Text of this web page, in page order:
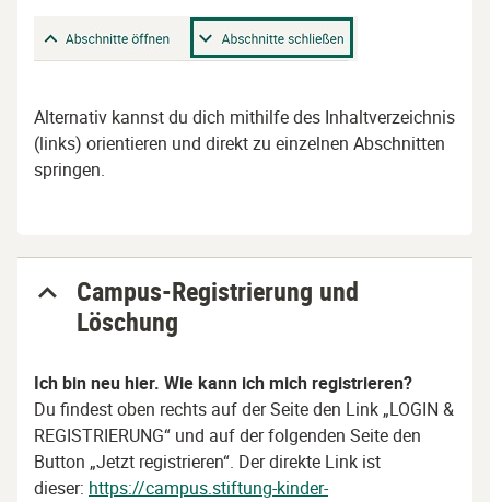
Alternativ kannst du dich mithilfe des Inhaltverzeichnis
(links) orientieren und direkt zu einzelnen Abschnitten
springen.
Campus-Registrierung und
Löschung
Ich bin neu hier. Wie kann ich mich registrieren?
Du findest oben rechts auf der Seite den Link „LOGIN &
REGISTRIERUNG“ und auf der folgenden Seite den
Button „Jetzt registrieren“. Der direkte Link ist
dieser: https://campus.stiftung-kinder-